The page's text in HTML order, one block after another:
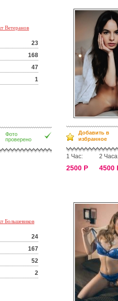
Ветеранов
23
168
47
1
Фото
проверено
Добавить в
избранное
1 Час:
2500 Р
2
4500
Большевиков
24
167
52
2